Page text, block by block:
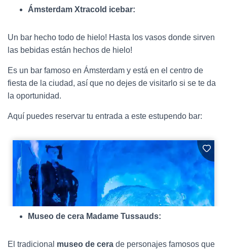
Ámsterdam Xtracold icebar:
Un bar hecho todo de hielo! Hasta los vasos donde sirven
las bebidas están hechos de hielo!
Es un bar famoso en Ámsterdam y está en el centro de
fiesta de la ciudad, así que no dejes de visitarlo si se te da
la oportunidad.
Aquí puedes reservar tu entrada a este estupendo bar:
Museo de cera Madame Tussauds:
El tradicional museo de cera de personajes famosos que